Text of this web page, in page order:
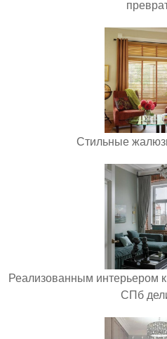
Стильные
Реализованным интерьером
СПб